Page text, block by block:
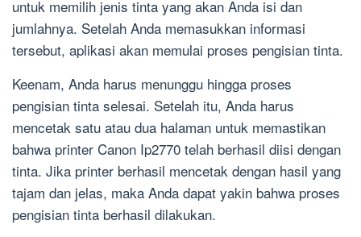
untuk memilih jenis tinta yang akan Anda isi dan
jumlahnya. Setelah Anda memasukkan informasi
tersebut, aplikasi akan memulai proses pengisian tinta.
Keenam, Anda harus menunggu hingga proses
pengisian tinta selesai. Setelah itu, Anda harus
mencetak satu atau dua halaman untuk memastikan
bahwa printer Canon Ip2770 telah berhasil diisi dengan
tinta. Jika printer berhasil mencetak dengan hasil yang
tajam dan jelas, maka Anda dapat yakin bahwa proses
pengisian tinta berhasil dilakukan.